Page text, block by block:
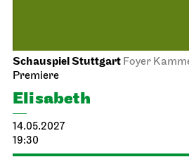
Schauspiel Stuttgart Foyer
Premiere
Elisabeth
14.05.2027
19:30